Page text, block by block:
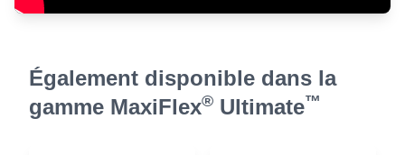
Également disponible dans la
gamme MaxiFlex® Ultimate™